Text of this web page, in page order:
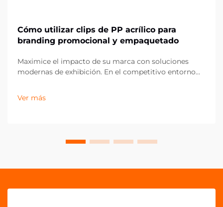
Cómo utilizar clips de PP acrílico para
branding promocional y empaquetado
Maximice el impacto de su marca con soluciones
modernas de exhibición. En el competitivo entorno
pequeños detalles pueden marcar la mayor diferencia
en la presentación de la marca. Los clips acrílicos PP
Ver más